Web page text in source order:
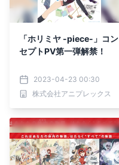
「ホリミヤ -piece-」コン
セプトPV第一弾解禁！
2023-04-23 00:30
株式会社アニプレックス